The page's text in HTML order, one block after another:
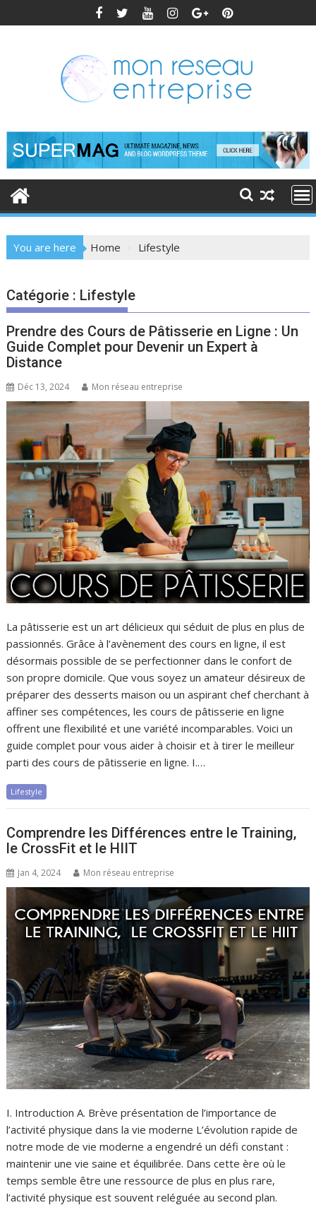
to
You are here Home Lifestyle
Catégorie : Lifestyle
Prendre des Cours de Pâtisserie en Ligne : Un
Guide Complet pour Devenir un Expert à
Distance
Déc 13, 2024 Mon réseau entreprise
La pâtisserie est un art délicieux qui séduit de plus en plus de
passionnés. Grâce à l’avènement des cours en ligne, il est
désormais possible de se perfectionner dans le confort de
son propre domicile. Que vous soyez un amateur désireux de
préparer des desserts maison ou un aspirant chef cherchant à
affiner ses compétences, les cours de pâtisserie en ligne
offrent une flexibilité et une variété incomparables. Voici un
guide complet pour vous aider à choisir et à tirer le meilleur
parti des cours de pâtisserie en ligne. I.…
Lifestyle
Comprendre les Différences entre le Training,
le CrossFit et le HIIT
Jan 4, 2024 Mon réseau entreprise
I. Introduction A. Brève présentation de l’importance de
l’activité physique dans la vie moderne L’évolution rapide de
notre mode de vie moderne a engendré un défi constant :
maintenir une vie saine et équilibrée. Dans cette ère où le
temps semble être une ressource de plus en plus rare,
l’activité physique est souvent reléguée au second plan.